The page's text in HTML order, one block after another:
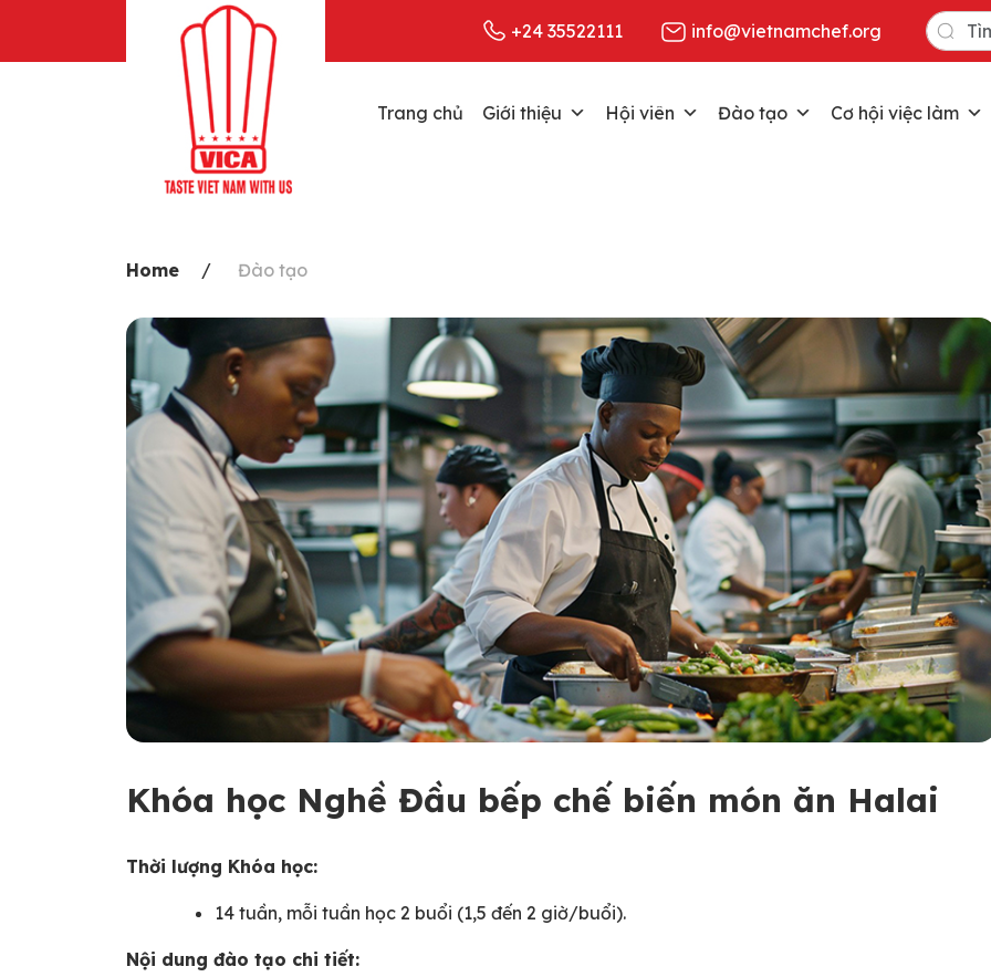
+24 35522111 info@vietnamchef.org
Search
for:
Trang chủ Giới thiệu Hội viên Đào tạo Cơ hội việc làm
Home Đào tạo
Khóa học Nghề Đầu bếp chế biến món ăn Halai
Thời lượng Khóa học:
14 tuần, mỗi tuần học 2 buổi (1,5 đến 2 giờ/buổi).
Nội dung đào tạo chi tiết: